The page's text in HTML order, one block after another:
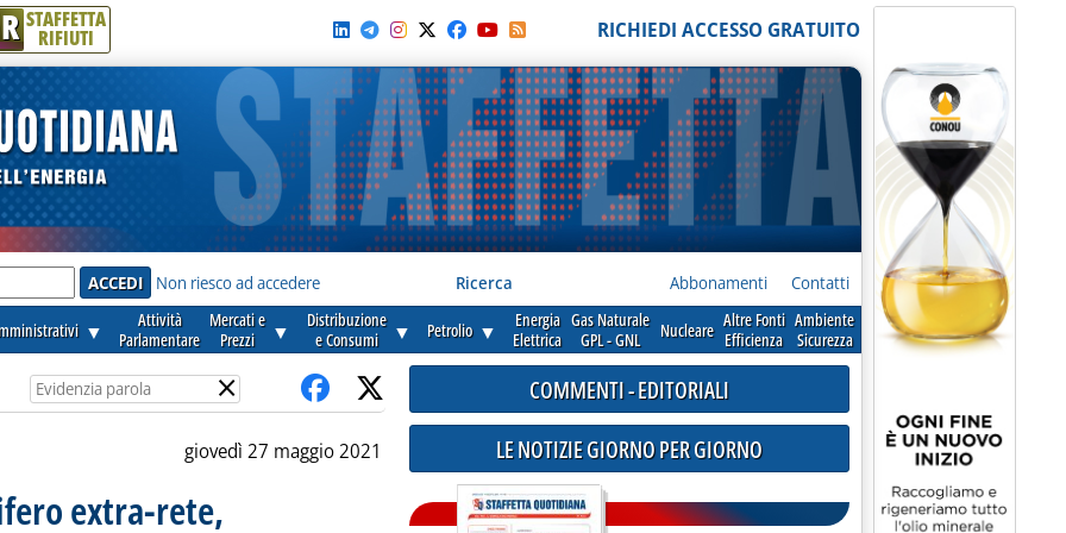
R STAFFETTA
RIFIUTI RICHIEDI ACCESSO GRATUITO
Non riesco ad accedere Ricerca Abbonamenti Contatti
▼
Attività
Parlamentare
Mercati e
Prezzi
▼
Distribuzione
e Consumi
▼ Petrolio ▼
Energia
Elettrica
Gas Naturale
GPL - GNL
Nucleare Altre Fonti
Efficienza
Ambiente
Sicurezza
×
giovedì 27 maggio 2021
extra-rete,
COMMENTI - EDITORIALI
LE NOTIZIE GIORNO PER GIORNO